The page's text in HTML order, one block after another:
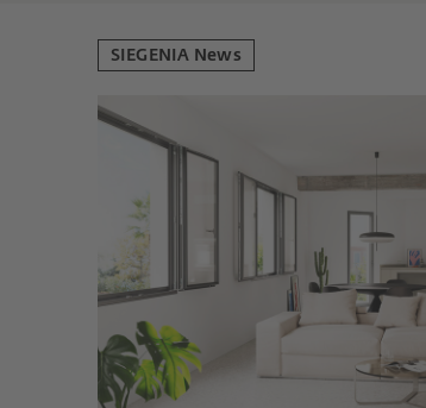
SIEGENIA News